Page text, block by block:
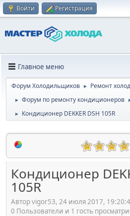
Войти Регистрация
Главное меню
Форум Холодильщиков ► Ремонт
► Форум по ремонту кондиционеров
► Кондиционер DEKKER DSH 105R
Кондиционер
105R
Автор vigor53, 24 июля 2017,
0 Пользователи и 1 гость